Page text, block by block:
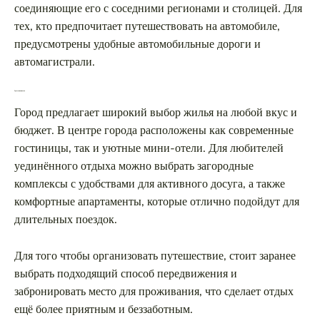
соединяющие его с соседними регионами и столицей. Для
тех, кто предпочитает путешествовать на автомобиле,
предусмотрены удобные автомобильные дороги и
автомагистрали.
Где остановиться
Город предлагает широкий выбор жилья на любой вкус и
бюджет. В центре города расположены как современные
гостиницы, так и уютные мини-отели. Для любителей
уединённого отдыха можно выбрать загородные
комплексы с удобствами для активного досуга, а также
комфортные апартаменты, которые отлично подойдут для
длительных поездок.
Для того чтобы организовать путешествие, стоит заранее
выбрать подходящий способ передвижения и
забронировать место для проживания, что сделает отдых
ещё более приятным и беззаботным.